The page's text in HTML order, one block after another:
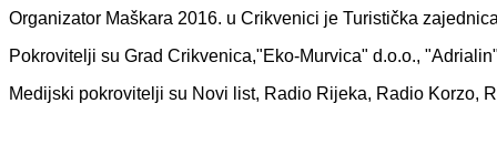
Organizator Maškara 2016. u Crikvenici je Turistička
Pokrovitelji su Grad Crikvenica,"Eko-Murvica" d.o.o.,
Medijski pokrovitelji su Novi list, Radio Rijeka, Radio Korzo,